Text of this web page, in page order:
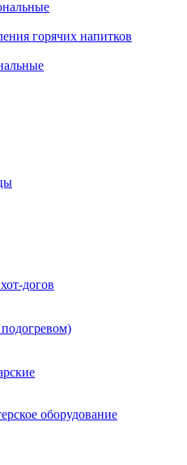
горячих напитков
догов
оборудование